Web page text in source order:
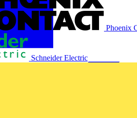
Phoenix
Schneider Electric